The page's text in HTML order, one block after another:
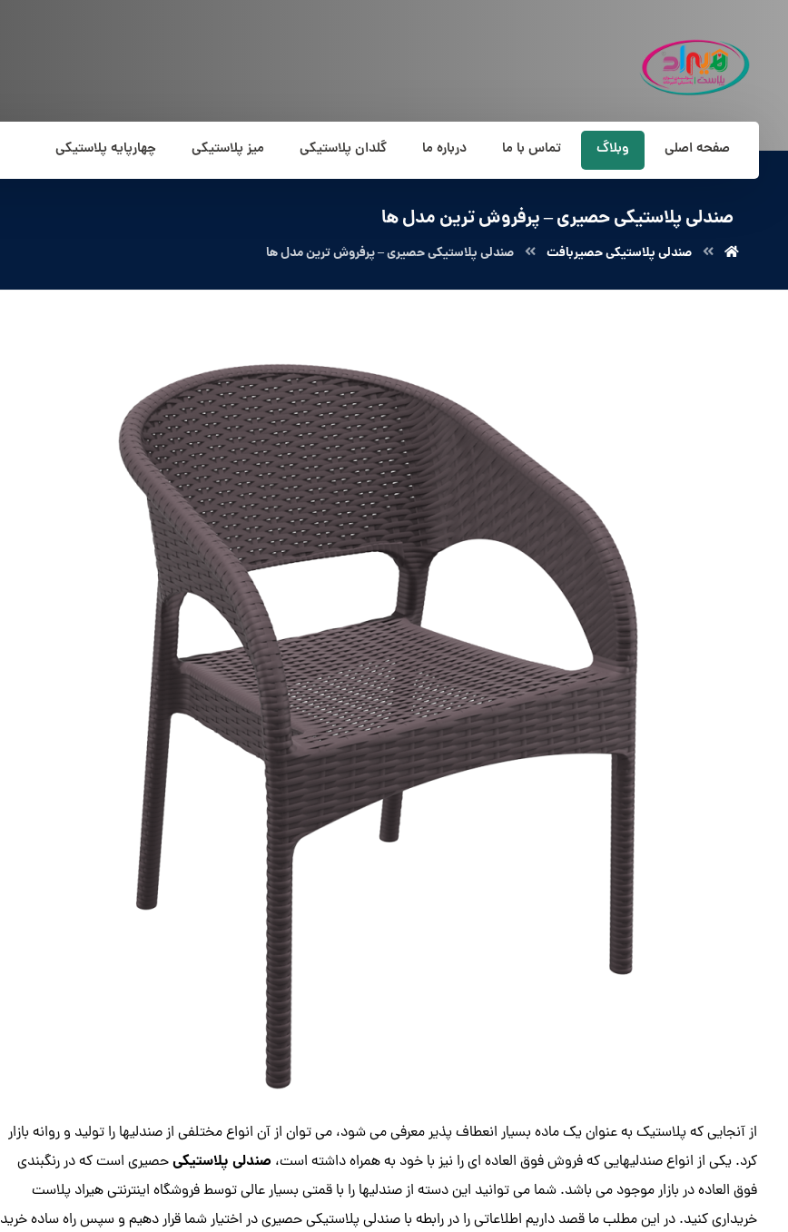
صفحه اصلی وبلاگ تماس با ما درباره ما گلدان پلاستیکی میز پلاستیکی چهارپایه پلاستیکی
صندلی پلاستیکی حصیری – پرفروش ترین مدل ها
صندلی پلاستیکی حصیربافت صندلی پلاستیکی حصیری – پرفروش ترین مدل ها
از آنجایی که پلاستیک به عنوان یک ماده بسیار انعطاف پذیر معرفی می شود، می توان از آن انواع مختلفی از صندلیها را تولید و روانه بازار
کرد. یکی از انواع صندلیهایی که فروش فوق العاده ای را نیز با خود به همراه داشته است، صندلی پلاستیکیحصیری است که در رنگبندی
فوق العاده در بازار موجود می باشد. شما می توانید این دسته از صندلیها را با قمتی بسیار عالی توسط فروشگاه اینترنتی هیراد پلاست
خریداری کنید. در این مطلب ما قصد داریم اطلاعاتی را در رابطه با صندلی پلاستیکی حصیری در اختیار شما قرار دهیم و سپس راه ساده خرید